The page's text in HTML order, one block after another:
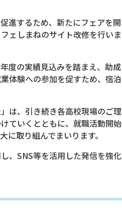
進するため、新たにフェアを開
ェしまねのサイト改修を行いま
度の実績見込みを踏まえ、助成
体験への参加を促すため、宿泊
は、引き続き各高校現場のご理
ていくとともに、就職活動開始
取り組んでまいります。
、SNS等を活用した発信を強化